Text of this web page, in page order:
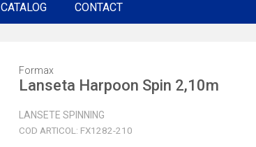
CATALOG CONTACT
Formax
Lanseta Harpoon Spin 2,10m
LANSETE SPINNING
COD ARTICOL: FX1282-210